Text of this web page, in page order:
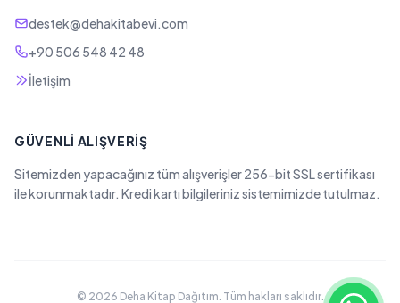
destek@dehakitabevi.com
+90 506 548 42 48
İletişim
GÜVENLI ALIŞVERIŞ
Sitemizden yapacağınız tüm alışverişler 256-bit SSL sertifikası
ile korunmaktadır. Kredi kartı bilgileriniz sistemimizde tutulmaz.
© 2026 Deha Kitap Dağıtım. Tüm hakları saklıdır.